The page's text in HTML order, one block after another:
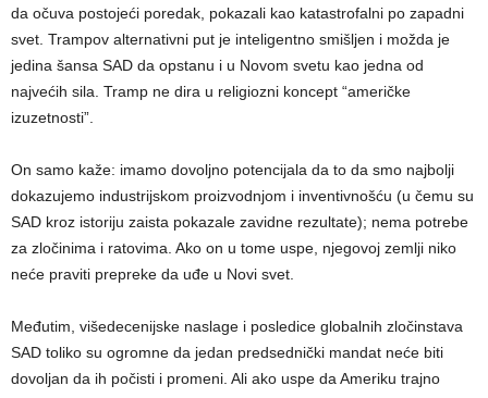
da očuva postojeći poredak, pokazali kao katastrofalni po zapadni
svet. Trampov alternativni put je inteligentno smišljen i možda je
jedina šansa SAD da opstanu i u Novom svetu kao jedna od
najvećih sila. Tramp ne dira u religiozni koncept “američke
izuzetnosti”.
On samo kaže: imamo dovoljno potencijala da to da smo najbolji
dokazujemo industrijskom proizvodnjom i inventivnošću (u čemu su
SAD kroz istoriju zaista pokazale zavidne rezultate); nema potrebe
za zločinima i ratovima. Ako on u tome uspe, njegovoj zemlji niko
neće praviti prepreke da uđe u Novi svet.
Međutim, višedecenijske naslage i posledice globalnih zločinstava
SAD toliko su ogromne da jedan predsednički mandat neće biti
dovoljan da ih počisti i promeni. Ali ako uspe da Ameriku trajno